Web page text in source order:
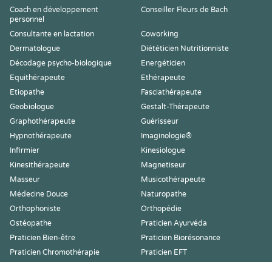
Coach en développement
personnel
Conseiller Fleurs de Bach
Consultante en lactation
Coworking
Dermatologue
Diététicien Nutritionniste
Décodage psycho-biologique
Energéticien
Equithérapeute
Ethérapeute
Etiopathe
Fasciathérapeute
Geobiologue
Gestalt-Thérapeute
Graphothérapeute
Guérisseur
Hypnothérapeute
Imaginologie®
Infirmier
Kinesiologue
Kinesithérapeute
Magnetiseur
Masseur
Musicothérapeute
Médecine Douce
Naturopathe
Orthophoniste
Orthopédie
Ostéopathe
Praticien Ayurvéda
Praticien Bien-être
Praticien Biorésonance
Praticien Chromothérapie
Praticien EFT